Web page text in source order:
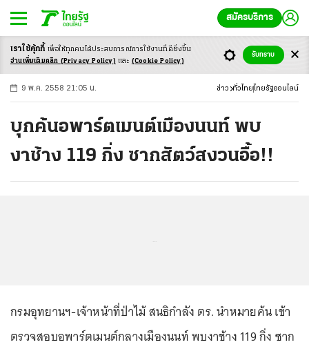
สมัครบริการ
-ก ก ก+
9 พ.ค. 2558 21:05 น. ข่าว ทั่วไทย ไทยรัฐออนไลน์
บุกค้นอพาร์ตเมนต์เมืองนนท์ พบ
งาช้าง 119 กิ่ง ซากสัตว์สงวนอื้อ!!
กรมอุทยานฯ-เจ้าหน้าที่ป่าไม้ สนธิกำลัง ตร. นำหมายค้น เข้า
ตรวจสอบอพาร์ตเมนต์กลางเมืองนนท์ พบงาช้าง 119 กิ่ง ซาก
เราใช้คุ้กกี้ เพื่อให้ทุกคนได้ประสบการณ์การใช้งานที่ดียิ่งขึ้น
อ่านเพิ่มเติมคลิก (Privacy Policy) และ (Cookie Policy)
รับทราบ